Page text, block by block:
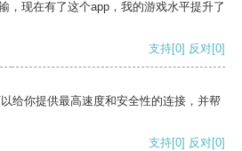
，现在有了这个app，我的游戏水平提升了
支持[0] 反对[0]
给你提供最高速度和安全性的连接，并帮
支持[0] 反对[0]